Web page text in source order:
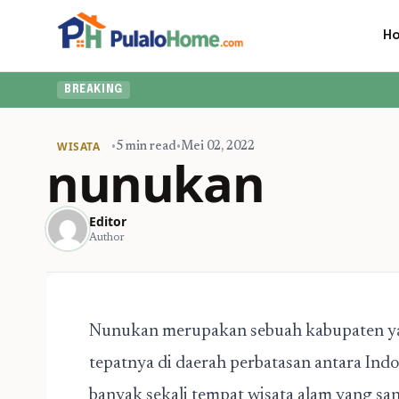
BREAKING
WISATA •5 min read•Mei 02, 2022
nunukan
Editor
Author
Nunukan merupakan sebuah kabupaten
tepatnya di daerah perbatasan antara
banyak sekali tempat wisata alam yang